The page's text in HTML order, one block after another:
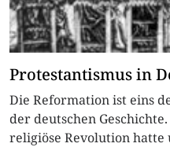
Protestantismus in
Die Reformation ist eins
der deutschen
religiöse Revolution hatte